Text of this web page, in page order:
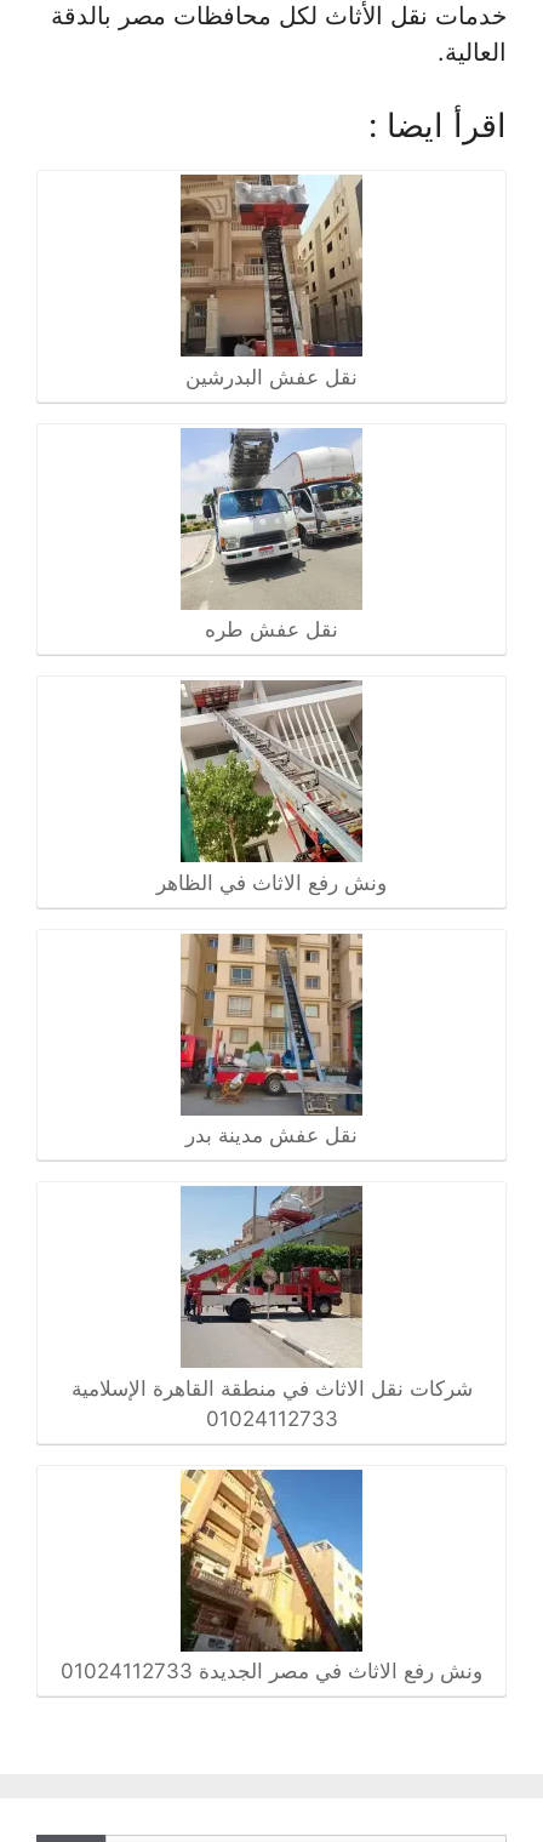
خدمات نقل الأثاث لكل محافظات مصر بالدقة
العالية.
اقرأ ايضا :
نقل عفش البدرشين
نقل عفش طره
ونش رفع الاثاث في الظاهر
نقل عفش مدينة بدر
شركات نقل الاثاث في منطقة القاهرة الإسلامية
01024112733
ونش رفع الاثاث في مصر الجديدة 01024112733